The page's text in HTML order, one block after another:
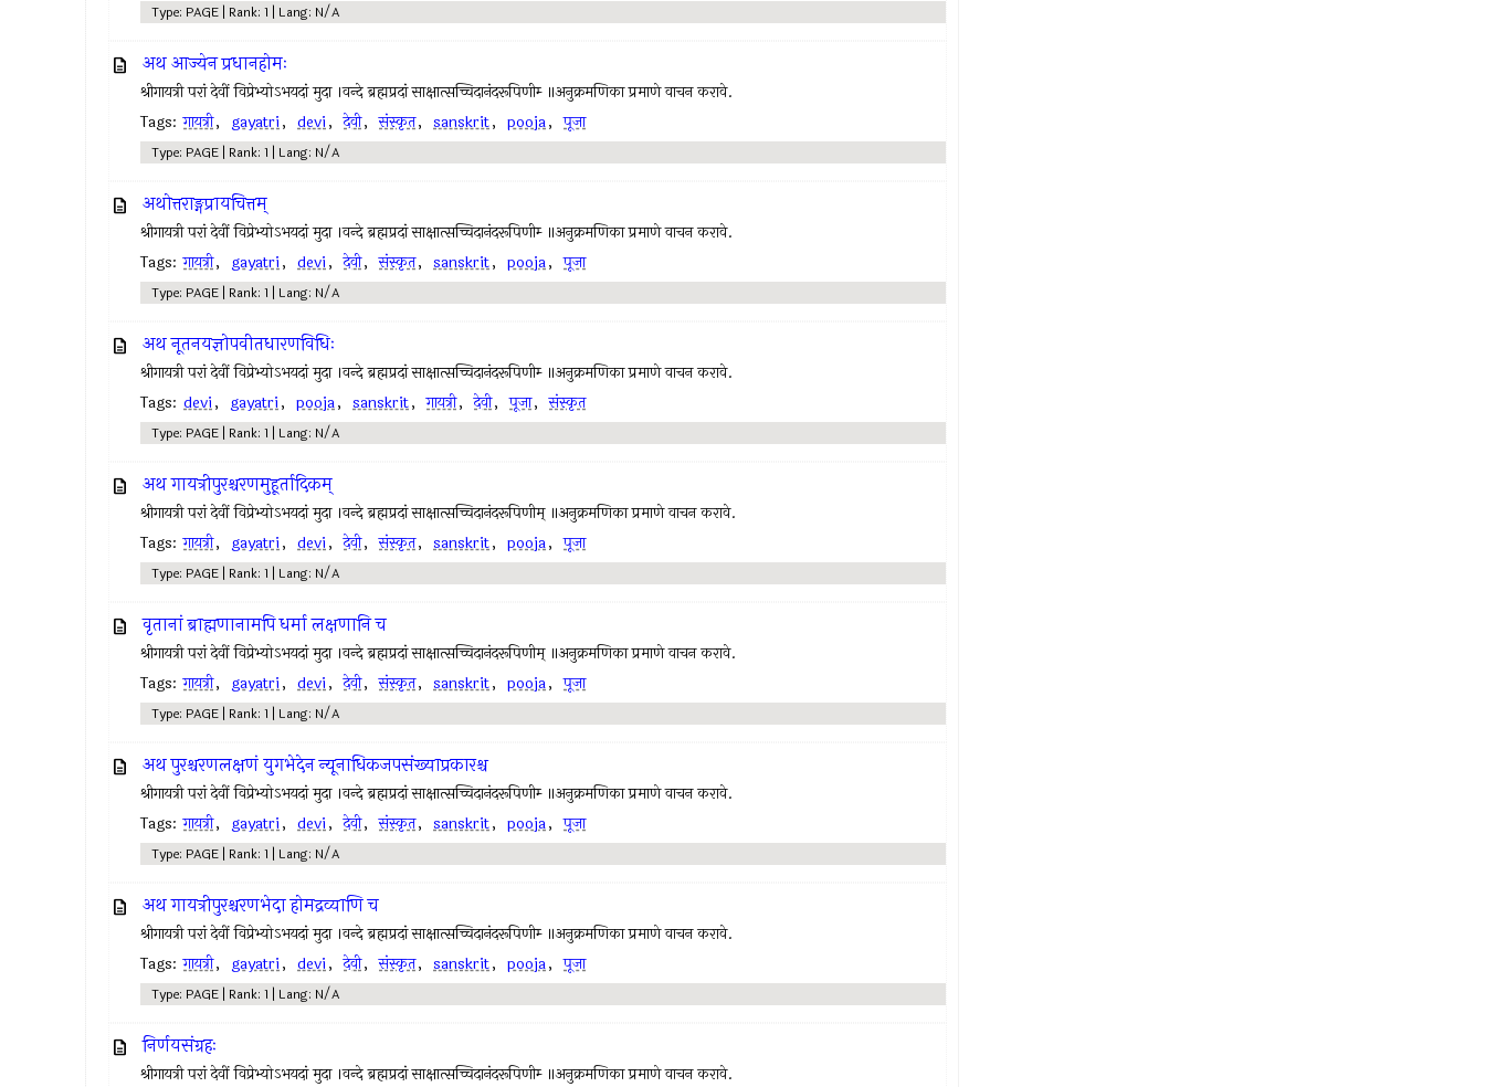
Type: PAGE | Rank: 1 | Lang: N/A
अथ आज्येन प्रधानहोमः
श्रीगायत्री परां देवीं विप्रेभ्योऽभयदां मुदा ।वन्दे ब्रह्मप्रदां साक्षात्सच्चिदानंदरूपिणीम्‍ ॥अनुक्रमणिका प्रमाणे वाचन करावे.
Tags: गायत्री, gayatri, devi, देवी, संस्कृत, sanskrit, pooja, पूजा
Type: PAGE | Rank: 1 | Lang: N/A
अथोत्तराङ्गप्रायचित्तम्
श्रीगायत्री परां देवीं विप्रेभ्योऽभयदां मुदा ।वन्दे ब्रह्मप्रदां साक्षात्सच्चिदानंदरूपिणीम्‍ ॥अनुक्रमणिका प्रमाणे वाचन करावे.
Tags: गायत्री, gayatri, devi, देवी, संस्कृत, sanskrit, pooja, पूजा
Type: PAGE | Rank: 1 | Lang: N/A
अथ नूतनयज्ञोपवीतधारणविधिः
श्रीगायत्री परां देवीं विप्रेभ्योऽभयदां मुदा ।वन्दे ब्रह्मप्रदां साक्षात्सच्चिदानंदरूपिणीम्‍ ॥अनुक्रमणिका प्रमाणे वाचन करावे.
Tags: devi, gayatri, pooja, sanskrit, गायत्री, देवी, पूजा, संस्कृत
Type: PAGE | Rank: 1 | Lang: N/A
अथ गायत्रीपुरश्चरणमुहूर्तादिकम्
श्रीगायत्री परां देवीं विप्रेभ्योऽभयदां मुदा ।वन्दे ब्रह्मप्रदां साक्षात्सच्चिदानंदरूपिणीम् ॥अनुक्रमणिका प्रमाणे वाचन करावे.
Tags: गायत्री, gayatri, devi, देवी, संस्कृत, sanskrit, pooja, पूजा
Type: PAGE | Rank: 1 | Lang: N/A
वृतानां ब्राह्मणानामपि धर्मा लक्षणानि च
श्रीगायत्री परां देवीं विप्रेभ्योऽभयदां मुदा ।वन्दे ब्रह्मप्रदां साक्षात्सच्चिदानंदरूपिणीम् ॥अनुक्रमणिका प्रमाणे वाचन करावे.
Tags: गायत्री, gayatri, devi, देवी, संस्कृत, sanskrit, pooja, पूजा
Type: PAGE | Rank: 1 | Lang: N/A
अथ पुरश्चरणलक्षणं युगभेदेन न्यूनाधिकजपसंख्याप्रकारश्च
श्रीगायत्री परां देवीं विप्रेभ्योऽभयदां मुदा ।वन्दे ब्रह्मप्रदां साक्षात्सच्चिदानंदरूपिणीम्‍ ॥अनुक्रमणिका प्रमाणे वाचन करावे.
Tags: गायत्री, gayatri, devi, देवी, संस्कृत, sanskrit, pooja, पूजा
Type: PAGE | Rank: 1 | Lang: N/A
अथ गायत्रीपुरश्चरणभेदा होमद्रव्याणि च
श्रीगायत्री परां देवीं विप्रेभ्योऽभयदां मुदा ।वन्दे ब्रह्मप्रदां साक्षात्सच्चिदानंदरूपिणीम्‍ ॥अनुक्रमणिका प्रमाणे वाचन करावे.
Tags: गायत्री, gayatri, devi, देवी, संस्कृत, sanskrit, pooja, पूजा
Type: PAGE | Rank: 1 | Lang: N/A
निर्णयसंग्रहः
श्रीगायत्री परां देवीं विप्रेभ्योऽभयदां मुदा ।वन्दे ब्रह्मप्रदां साक्षात्सच्चिदानंदरूपिणीम्‍ ॥अनुक्रमणिका प्रमाणे वाचन करावे.